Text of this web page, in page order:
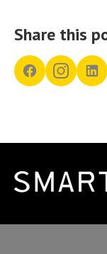
Share this